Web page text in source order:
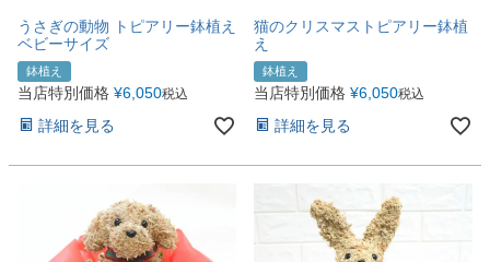
うさぎの動物 トピアリー鉢植え
ベビーサイズ
鉢植え
当店特別価格 ¥6,050税込
詳細を見る
猫のクリスマストピアリー鉢植
え
鉢植え
当店特別価格 ¥6,050税込
詳細を見る